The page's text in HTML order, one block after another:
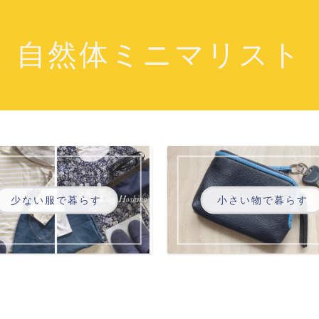
自然体ミニマリスト
少ない服で暮らす 小さい物で暮らす